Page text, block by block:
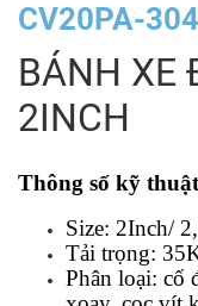
CV20PA-
BÁNH XE
2INCH
Thông số kỹ
Size: 2Inch/
Tải trọng:
Phân loại: cố